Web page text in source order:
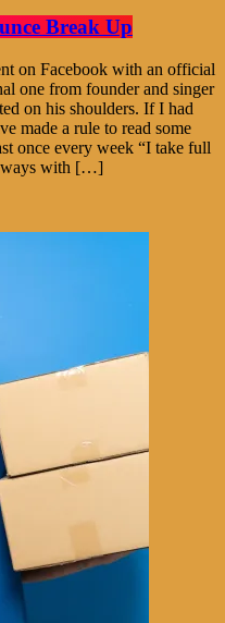
Break Up
on Facebook with an official
one from founder and singer
on his shoulders. If I had
made a rule to read some
once every week “I take full
ways with […]